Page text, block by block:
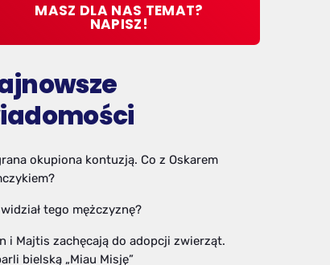
MASZ DLA NAS TEMAT?
NAPISZ!
okupiona kontuzją. Co z Oskarem
tego mężczyznę?
i Majtis zachęcają do adopcji zwierząt.
bielską „Miau Misję”